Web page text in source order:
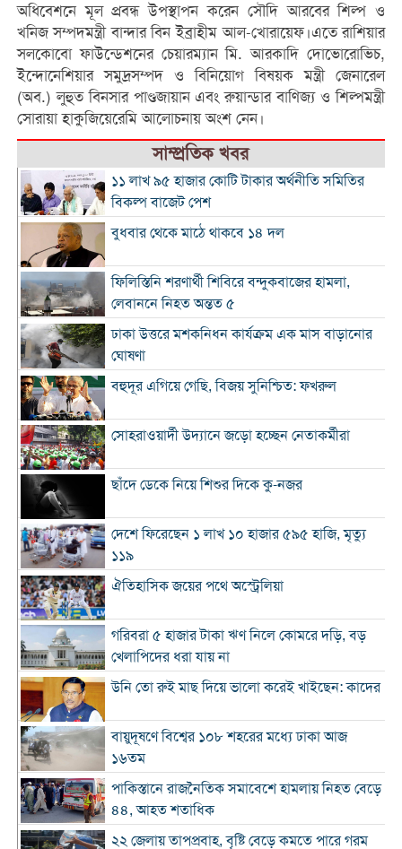
অধিবেশনে মূল প্রবন্ধ উপস্থাপন করেন সৌদি আরবের শিল্প ও
খনিজ সম্পদমন্ত্রী বান্দার বিন ইব্রাহীম আল-খোরায়েফ।এতে রাশিয়ার
সলকোবো ফাউন্ডেশনের চেয়ারম্যান মি. আরকাদি দোভোরোভিচ,
ইন্দোনেশিয়ার সমুদ্রসম্পদ ও বিনিয়োগ বিষয়ক মন্ত্রী জেনারেল
(অব.) লুহুত বিনসার পাণ্ডজায়ান এবং রুয়ান্ডার বাণিজ্য ও শিল্পমন্ত্রী
সোরায়া হাকুজিয়েরেমি আলোচনায় অংশ নেন।
সাম্প্রতিক খবর
১১ লাখ ৯৫ হাজার কোটি টাকার অর্থনীতি সমিতির
বিকল্প বাজেট পেশ
বুধবার থেকে মাঠে থাকবে ১৪ দল
ফিলিস্তিনি শরণার্থী শিবিরে বন্দুকবাজের হামলা,
লেবাননে নিহত অন্তত ৫
ঢাকা উত্তরে মশকনিধন কার্যক্রম এক মাস বাড়ানোর
ঘোষণা
বহুদূর এগিয়ে গেছি, বিজয় সুনিশ্চিত: ফখরুল
সোহরাওয়ার্দী উদ্যানে জড়ো হচ্ছেন নেতাকর্মীরা
ছাঁদে ডেকে নিয়ে শিশুর দিকে কু-নজর
দেশে ফিরেছেন ১ লাখ ১০ হাজার ৫৯৫ হাজি, মৃত্যু
১১৯
ঐতিহাসিক জয়ের পথে অস্ট্রেলিয়া
গরিবরা ৫ হাজার টাকা ঋণ নিলে কোমরে দড়ি, বড়
খেলাপিদের ধরা যায় না
উনি তো রুই মাছ দিয়ে ভালো করেই খাইছেন: কাদের
বায়ুদূষণে বিশ্বের ১০৮ শহরের মধ্যে ঢাকা আজ
১৬তম
পাকিস্তানে রাজনৈতিক সমাবেশে হামলায় নিহত বেড়ে
৪৪, আহত শতাধিক
২২ জেলায় তাপপ্রবাহ, বৃষ্টি বেড়ে কমতে পারে গরম